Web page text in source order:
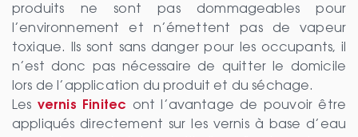
produits ne sont pas dommageables pour
l’environnement et n’émettent pas de vapeur
toxique. Ils sont sans danger pour les occupants, il
n’est donc pas nécessaire de quitter le domicile
lors de l’application du produit et du séchage.
Les vernis Finitec ont l’avantage de pouvoir être
appliqués directement sur les vernis à base d’eau